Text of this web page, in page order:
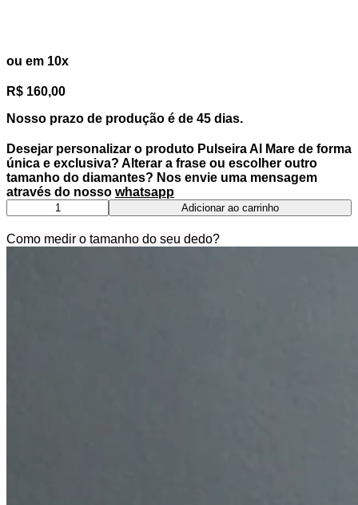
ou em 10x
R$ 160,00
Nosso prazo de produção é de 45 dias.
Desejar personalizar o produto Pulseira Al Mare de forma
única e exclusiva? Alterar a frase ou escolher outro
tamanho do diamantes? Nos envie uma mensagem
através do nosso whatsapp
Al
Mare
quantidade
Adicionar ao carrinho
Como medir o tamanho do seu dedo?